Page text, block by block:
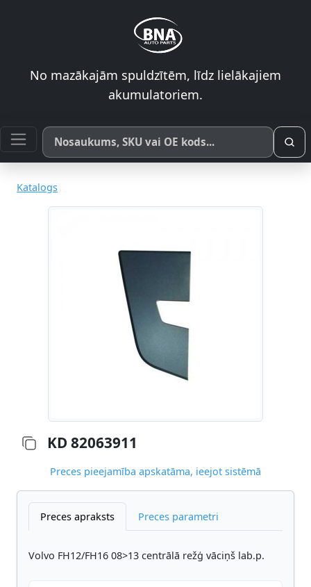
No mazākajām spuldzītēm, līdz lielākajiem
akumulatoriem.
Meklēt pēc produkta nosaukuma, SKU vai OE koda
Katalogs
KD 82063911
Preces pieejamība apskatāma, ieejot sistēmā
Preces apraksts Preces parametri
Volvo FH12/FH16 08>13 centrālā režģ vāciņš lab.p.